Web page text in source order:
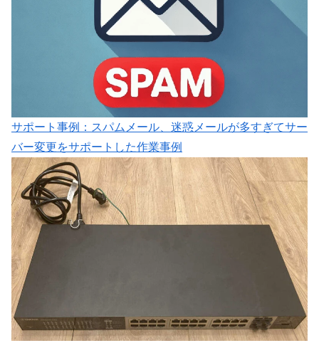
サポート事例：スパムメール、迷惑メールが多すぎてサー
バー変更をサポートした作業事例